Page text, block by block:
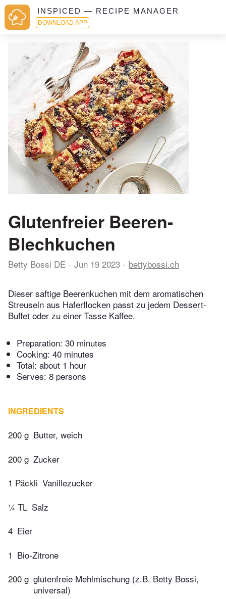
INSPICED — RECIPE MANAGER
DOWNLOAD APP
Glutenfreier Beeren-
Blechkuchen
Betty Bossi DE Jun 19 2023 bettybossi.ch
Dieser saftige Beerenkuchen mit dem aromatischen
Streuseln aus Haferflocken passt zu jedem Dessert-
Buffet oder zu einer Tasse Kaffee.
Preparation: 30 minutes
Cooking: 40 minutes
Total: about 1 hour
Serves: 8 persons
INGREDIENTS
200 g Butter, weich
200 g Zucker
1 Päckli Vanillezucker
¼ TL Salz
4 Eier
1 Bio-Zitrone
200 g glutenfreie Mehlmischung (z.B. Betty Bossi,
universal)